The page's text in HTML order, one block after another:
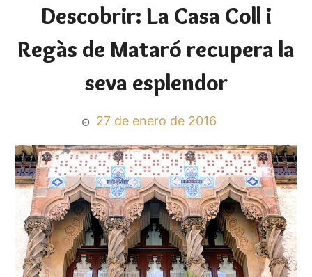
Descobrir: La Casa Coll i
Regàs de Mataró recupera la
seva esplendor
27 de enero de 2016